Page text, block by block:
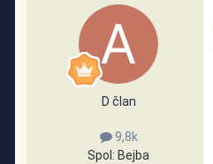
D član
9,8k
Spol: Bejba